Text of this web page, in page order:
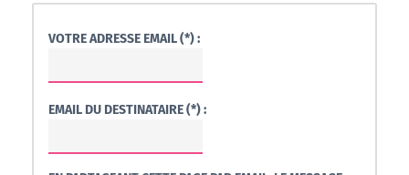
VOTRE ADRESSE EMAIL (*) :
EMAIL DU DESTINATAIRE (*) :